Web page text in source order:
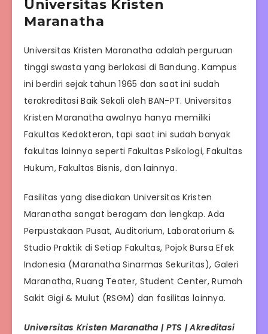
Universitas Kristen
Maranatha
Universitas Kristen Maranatha adalah perguruan
tinggi swasta yang berlokasi di Bandung. Kampus
ini berdiri sejak tahun 1965 dan saat ini sudah
terakreditasi Baik Sekali oleh BAN-PT. Universitas
Kristen Maranatha awalnya hanya memiliki
Fakultas Kedokteran, tapi saat ini sudah banyak
fakultas lainnya seperti Fakultas Psikologi, Fakultas
Hukum, Fakultas Bisnis, dan lainnya.
Fasilitas yang disediakan Universitas Kristen
Maranatha sangat beragam dan lengkap. Ada
Perpustakaan Pusat, Auditorium, Laboratorium &
Studio Praktik di Setiap Fakultas, Pojok Bursa Efek
Indonesia (Maranatha Sinarmas Sekuritas), Galeri
Maranatha, Ruang Teater, Student Center, Rumah
Sakit Gigi & Mulut (RSGM) dan fasilitas lainnya.
Universitas Kristen Maranatha | PTS | Akreditasi